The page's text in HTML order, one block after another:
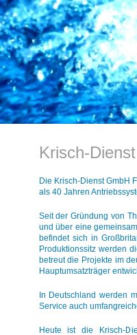
Krisch-
Die Krisch-Dienst GmbH
als 40 Jahren
Seit der Gründung von
und über eine
befindet sich in
Produktionssitz werden
betreut die Projekte im
Hauptumsatzträger
In Deutschland werden
Service auch
Heute ist die Krisch-